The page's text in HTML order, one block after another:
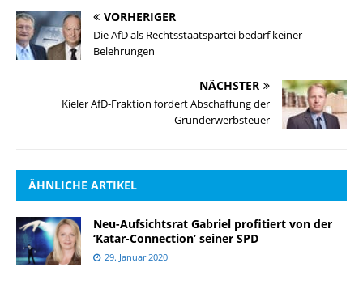
VORHERIGER
Die AfD als Rechtsstaatspartei bedarf keiner
Belehrungen
NÄCHSTER
Kieler AfD-Fraktion fordert Abschaffung der
Grunderwerbsteuer
ÄHNLICHE ARTIKEL
Neu-Aufsichtsrat Gabriel profitiert von der
‘Katar-Connection’ seiner SPD
29. Januar 2020